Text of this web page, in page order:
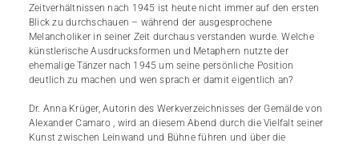
Zeitverhältnissen nach 1945 ist heute nicht immer auf den ersten
Blick zu durchschauen – während der ausgesprochene
Melancholiker in seiner Zeit durchaus verstanden wurde. Welche
künstlerische Ausdrucksformen und Metaphern nutzte der
ehemalige Tänzer nach 1945 um seine persönliche Position
deutlich zu machen und wen sprach er damit eigentlich an?
Dr. Anna Krüger, Autorin des Werkverzeichnisses der Gemälde von
Alexander Camaro , wird an diesem Abend durch die Vielfalt seiner
Kunst zwischen Leinwand und Bühne führen und über die